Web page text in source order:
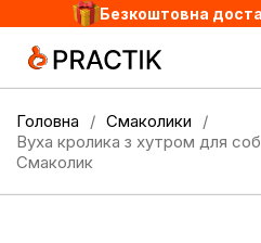
Безкоштовна
Головна
Смаколики
Вуха кролика з хутром для
Смаколик